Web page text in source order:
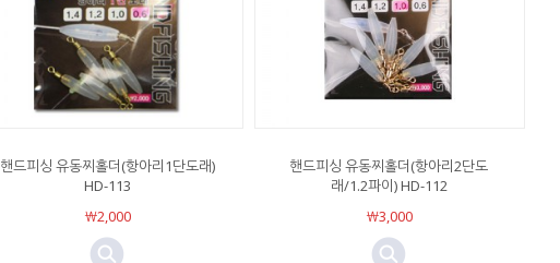
핸드피싱 유동찌홀더(항아리1단도래)
HD-113
￦2,000
핸드피싱 유동찌홀더(항아리2단도
래/1.2파이) HD-112
￦3,000